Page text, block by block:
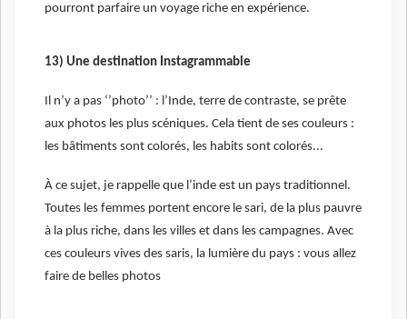
pourront parfaire un voyage riche en expérience.
13) Une destination Instagrammable
Il n’y a pas ‘’photo’’ : l’Inde, terre de contraste, se prête
aux photos les plus scéniques. Cela tient de ses couleurs :
les bâtiments sont colorés, les habits sont colorés...
À ce sujet, je rappelle que l’inde est un pays traditionnel.
Toutes les femmes portent encore le sari, de la plus pauvre
à la plus riche, dans les villes et dans les campagnes. Avec
ces couleurs vives des saris, la lumière du pays : vous allez
faire de belles photos